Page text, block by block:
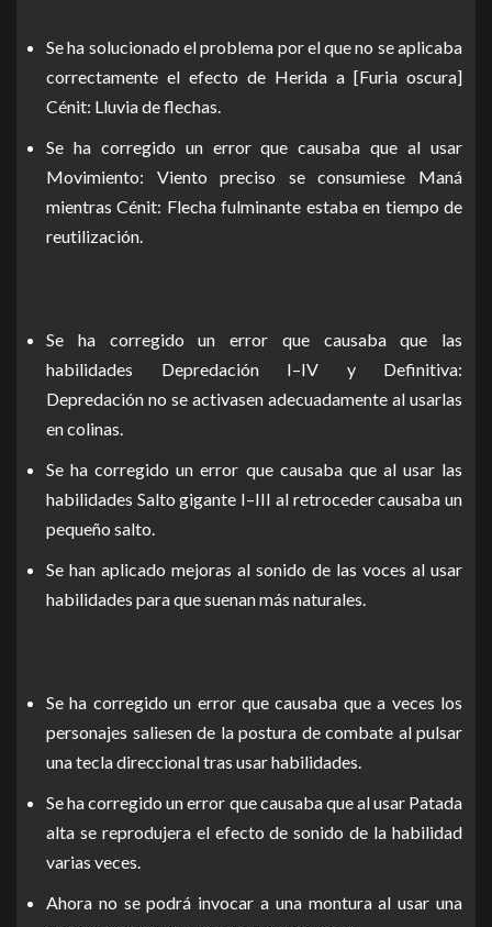
Se ha solucionado el problema por el que no se aplicaba
correctamente el efecto de Herida a [Furia oscura]
Cénit: Lluvia de flechas.
Se ha corregido un error que causaba que al usar
Movimiento: Viento preciso se consumiese Maná
mientras Cénit: Flecha fulminante estaba en tiempo de
reutilización.
Se ha corregido un error que causaba que las
habilidades Depredación I–IV y Definitiva:
Depredación no se activasen adecuadamente al usarlas
en colinas.
Se ha corregido un error que causaba que al usar las
habilidades Salto gigante I–III al retroceder causaba un
pequeño salto.
Se han aplicado mejoras al sonido de las voces al usar
habilidades para que suenan más naturales.
Se ha corregido un error que causaba que a veces los
personajes saliesen de la postura de combate al pulsar
una tecla direccional tras usar habilidades.
Se ha corregido un error que causaba que al usar Patada
alta se reprodujera el efecto de sonido de la habilidad
varias veces.
Ahora no se podrá invocar a una montura al usar una